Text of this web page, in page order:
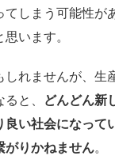
てしまう可能性が
います。
れませんが、生
と、 どんどん新
良い社会になって
がりかねません。